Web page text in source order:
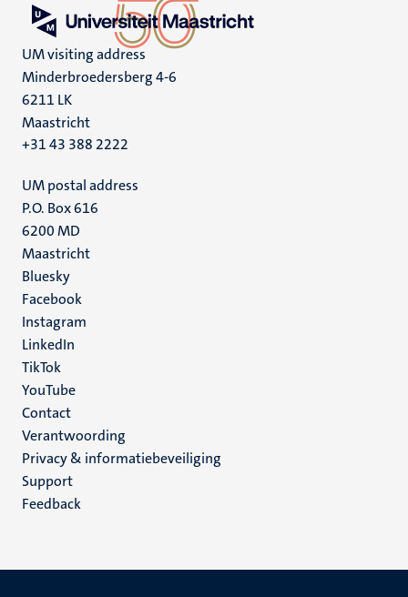
UM visiting address
Minderbroedersberg 4-6
6211 LK
Maastricht
+31 43 388 2222
UM postal address
P.O. Box 616
6200 MD
Maastricht
Social
media
Bluesky
Facebook
Instagram
LinkedIn
TikTok
YouTube
Menu
footer
(NL)
Contact
Verantwoording
Privacy & informatiebeveiliging
Support
Feedback